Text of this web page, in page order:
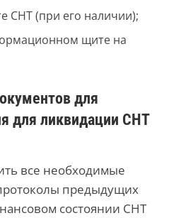
СНТ (при его наличии);
щите на
для
для ликвидации СНТ
все необходимые
предыдущих
состоянии СНТ